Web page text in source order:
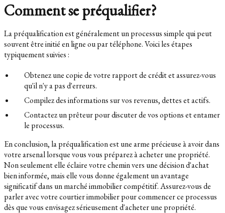
Comment se préqualifier?
La préqualification est généralement un processus simple qui peut
souvent être initié en ligne ou par téléphone. Voici les étapes
typiquement suivies :
Obtenez une copie de votre rapport de crédit et assurez-vous
qu'il n'y a pas d'erreurs.
Compilez des informations sur vos revenus, dettes et actifs.
Contactez un prêteur pour discuter de vos options et entamer
le processus.
En conclusion, la préqualification est une arme précieuse à avoir dans
votre arsenal lorsque vous vous préparez à acheter une propriété.
Non seulement elle éclaire votre chemin vers une décision d'achat
bien informée, mais elle vous donne également un avantage
significatif dans un marché immobilier compétitif. Assurez-vous de
parler avec votre courtier immobilier pour commencer ce processus
dès que vous envisagez sérieusement d'acheter une propriété.